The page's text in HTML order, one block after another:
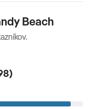
Beach
)